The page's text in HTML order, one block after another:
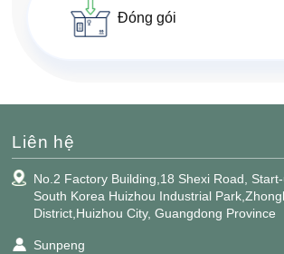
Đóng gói
Liên hệ
No.2 Factory Building,18 Shexi Road,
South Korea Huizhou Industrial
District,Huizhou City, Guangdong Province
Sunpeng